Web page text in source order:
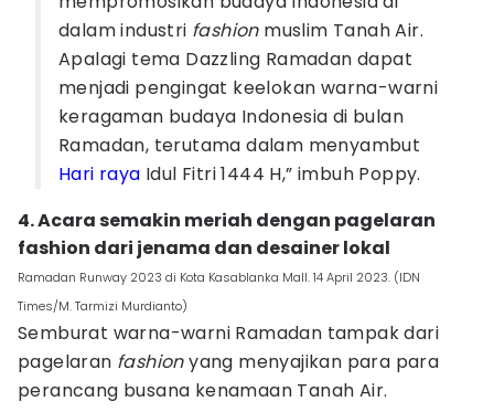
dalam industri fashionmuslim Tanah Air.
Apalagi tema Dazzling Ramadan dapat
menjadi pengingat keelokan warna-warni
keragaman budaya Indonesia di bulan
Ramadan, terutama dalam menyambut
Hari raya Idul Fitri 1444 H,” imbuh Poppy.
4. Acara semakin meriah dengan pagelaran
fashion dari jenama dan desainer lokal
Ramadan Runway 2023 di Kota Kasablanka Mall. 14 April 2023. (IDN
Times/M. Tarmizi Murdianto)
Semburat warna-warni Ramadan tampak dari
pagelaran fashionyang menyajikan para para
perancang busana kenamaan Tanah Air.